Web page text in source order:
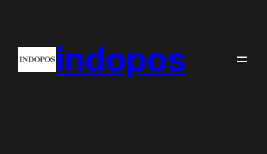
content
indopos